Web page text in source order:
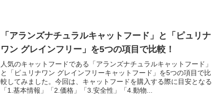
「アランズナチュラルキャットフード」と「ピュリナ
ワン グレインフリー」を5つの項目で比較！
人気のキャットフードである「アランズナチュラルキャットフード」
と「ピュリナワン グレインフリーキャットフード」を5つの項目で比
較してみました。今回は、キャットフードを購入する際に目安となる
「1.基本情報」「2.価格」「3.安全性」「4.動物...